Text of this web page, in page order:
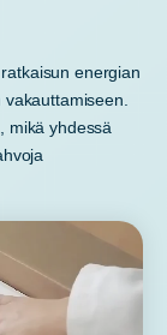
energian
mikä yhdessä